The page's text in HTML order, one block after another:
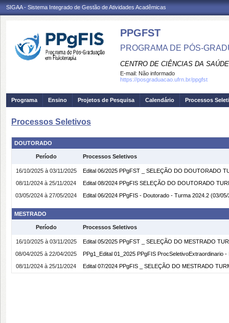
SIGAA - Sistema Integrado de Gestão de Atividades Acadêmicas
PPGFST
PROGRAMA DE PÓS-
CENTRO DE CIÊNCIAS DA SAÚDE
E-mail: Não informado
https://posgraduacao.ufrn.br/ppgfst
Programa Ensino Projetos de Pesquisa Calendário Processos
Processos Seletivos
DOUTORADO
Período Processos Seletivos
16/10/2025 à 03/11/2025
Edital 06/2025 PPgFST _ SELEÇÃO DO DOUTORADO
08/11/2024 à 25/11/2024
Edital 08/2024 PPgFIS SELEÇÃO DO DOUTORADO
03/05/2024 à 27/05/2024
Edital 06/2024 PPgFIS - Doutorado - Turma 2024.2 (03/
MESTRADO
Período Processos Seletivos
16/10/2025 à 03/11/2025
Edital 05/2025 PPgFST _ SELEÇÃO DO MESTRADO
08/04/2025 à 22/04/2025
PPg1_Edital 01_2025 PPgFIS ProcSeletivoExtraordinario -
08/11/2024 à 25/11/2024
Edital 07/2024 PPgFIS _ SELEÇÃO DO MESTRADO